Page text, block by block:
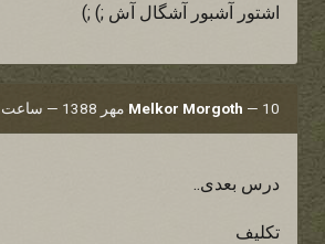
اشتور آشبور آشگال آش ;) ;)
Melkor Morgoth — 10 مهر 1388 — ساعت 16:09
درس بعدی..
تکلیف